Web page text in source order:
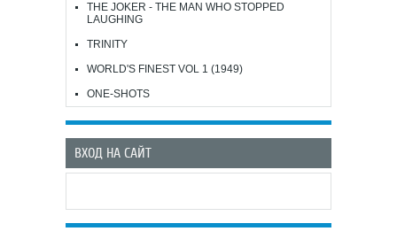
THE JOKER - THE MAN WHO STOPPED
LAUGHING
TRINITY
WORLD'S FINEST VOL 1 (1949)
ONE-SHOTS
ВХОД НА САЙТ